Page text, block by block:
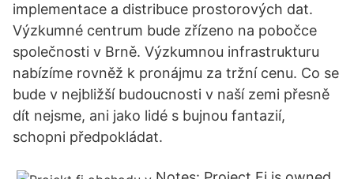
implementace a distribuce prostorových dat.
Výzkumné centrum bude zřízeno na pobočce
společnosti v Brně. Výzkumnou infrastrukturu
nabízíme rovněž k pronájmu za tržní cenu. Co se
bude v nejbližší budoucnosti v naší zemi přesně
dít nejsme, ani jako lidé s bujnou fantazií,
schopni předpokládat.